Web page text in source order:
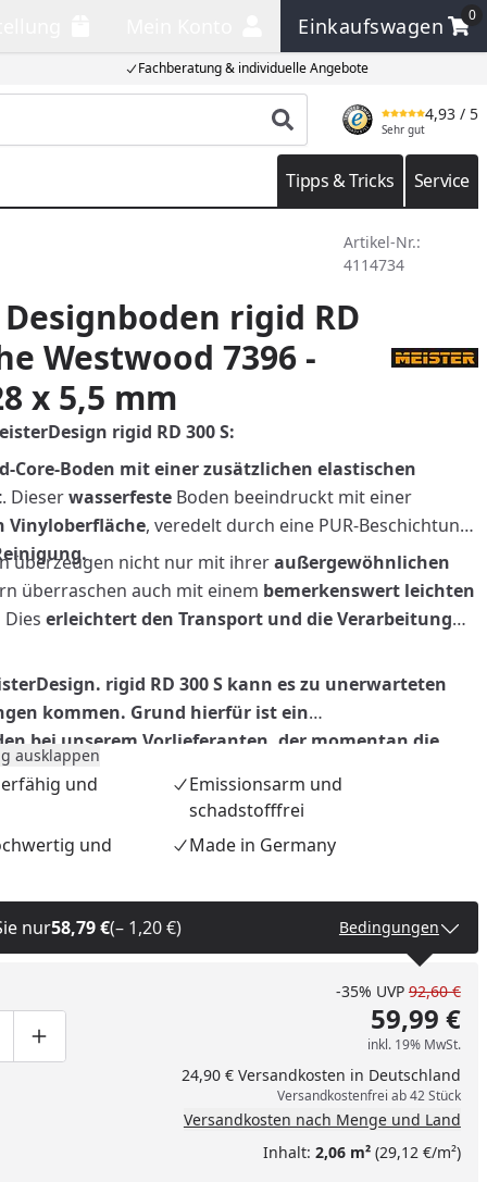
Fachberatung & individuelle Angebote
Einkaufswagen
0
Einkaufswagen
Produkt suchen
4,93 / 5
Sehr gut
Tipps & Tricks Service
Artikel-Nr.:
4114734
Designboden rigid RD
Westwood 7396 -
x 5,5 mm
rigid RD 300 S:
Core-Boden mit einer zusätzlichen elastischen
. DieserwasserfesteBoden beeindruckt mit einer
Vinyloberfläche, veredelt durch eine PUR-Beschichtung
überzeugen nicht nur mit ihreraußergewöhnlichen
überraschen auch mit einem bemerkenswert leichten
Dies erleichtert den Transport und die Verarbeitung
rigid RD 300 S kann es zu unerwarteten
kommen. Grund hierfür ist ein
bei unserem Vorlieferanten, der momentan die
stark beeinträchtigt.
ausklappen
und
Emissionsarm und
schadstofffrei
und
Made in Germany
nur58,79 €(– 1,20 €) Bedingungen
um eins verringern
manuell eingeben
Produktmenge um eins erhöhen
-35% UVP 92,60 €
59,99 €
inkl. 19% MwSt.
24,90 € Versandkosten in Deutschland
Versandkostenfrei ab 42 Stück
Versandkosten nach Menge und Land
Inhalt: 2,06 m²(29,12 €/m²)